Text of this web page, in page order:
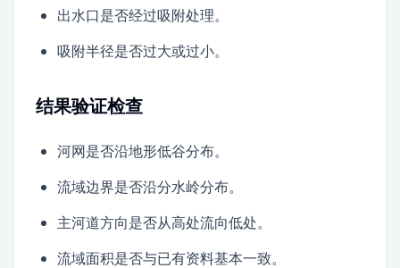
出水口是否经过吸附处理。
吸附半径是否过大或过小。
结果验证检查
河网是否沿地形低谷分布。
流域边界是否沿分水岭分布。
主河道方向是否从高处流向低处。
流域面积是否与已有资料基本一致。